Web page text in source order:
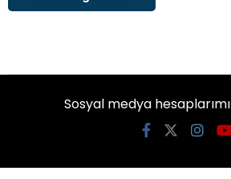
Sosyal medya